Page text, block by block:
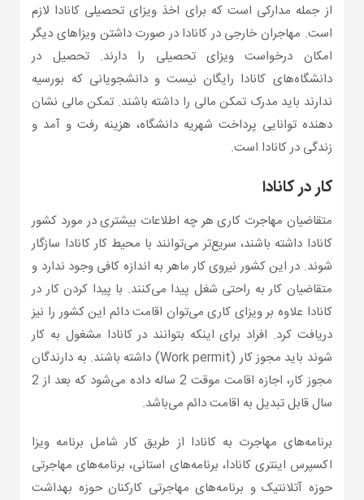
از جمله مدارکی است که برای اخذ ویزای تحصیلی کانادا لازم
است. مهاجران خارجی در کانادا در صورت داشتن ویزاهای دیگر
امکان درخواست ویزای تحصیلی را دارند. تحصیل در
دانشگاه‌های کانادا رایگان نیست و دانشجویانی که بورسیه
ندارند باید مدرک تمکن مالی را داشته باشند. تمکن مالی نشان
دهنده توانایی پرداخت شهریه دانشگاه، هزینه رفت و آمد و
زندگی در کانادا است.
کار در کانادا
متقاضیان مهاجرت کاری هر چه اطلاعات بیشتری در مورد کشور
کانادا داشته باشند، سریع‌تر می‌توانند با محیط کار کانادا سازگار
شوند. در این کشور نیروی کار ماهر به اندازه کافی وجود ندارد و
متقاضیان کار به راحتی شغل پیدا می‌کنند. با پیدا کردن کار در
کانادا علاوه بر ویزای کاری می‌توان اقامت دائم این کشور را نیز
دریافت کرد. افراد برای اینکه بتوانند در کانادا مشغول به کار
شوند باید مجوز کار (Work permit) داشته باشند. به دارندگان
مجوز کار، اجازه اقامت موقت 2 ساله داده می‌شود که بعد از 2
سال قابل تبدیل به اقامت دائم می‌باشد.
برنامه‌های مهاجرت به کانادا از طریق کار شامل برنامه ویزا
اکسپرس اینتری کانادا، برنامه‌های استانی، برنامه‌های مهاجرتی
حوزه آتلانتیک و برنامه‌های مهاجرتی کارکنان حوزه بهداشت